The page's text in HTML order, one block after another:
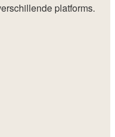
platforms.